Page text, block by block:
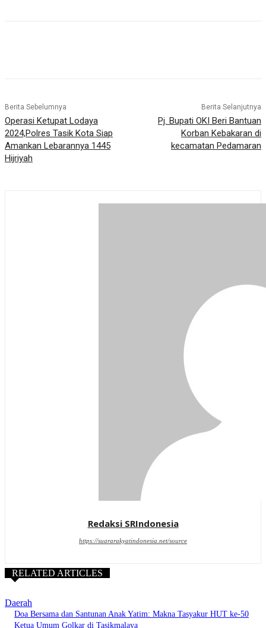
Berita Sebelumnya
Operasi Ketupat Lodaya
2024,Polres Tasik Kota Siap
Amankan Lebarannya 1445
Hijriyah
Berita Selanjutnya
Pj. Bupati OKI Beri Bantuan
Korban Kebakaran di
kecamatan Pedamaran
Redaksi SRIndonesia
https://suararakyatindonesia.net/source
RELATED ARTICLES
Daerah
Doa Bersama dan Santunan Anak Yatim: Makna Tasyakur HUT ke-50
Ketua Umum Golkar di Tasikmalaya